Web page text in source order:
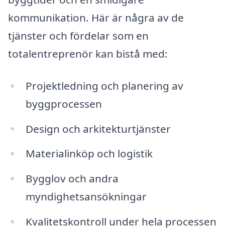
kommunikation. Här är några av de
tjänster och fördelar som en
totalentreprenör kan bistå med:
Projektledning och planering av
byggprocessen
Design och arkitekturtjänster
Materialinköp och logistik
Bygglov och andra
myndighetsansökningar
Kvalitetskontroll under hela processen